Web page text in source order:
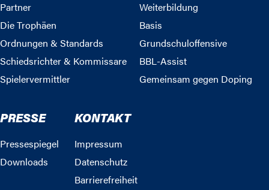
Partner
Die Trophäen
Ordnungen & Standards
Schiedsrichter & Kommissare
Spielervermittler
Weiterbildung
Basis
Grundschuloffensive
BBL-Assist
Gemeinsam gegen Doping
PRESSE
Pressespiegel
Downloads
KONTAKT
Impressum
Datenschutz
Barrierefreiheit